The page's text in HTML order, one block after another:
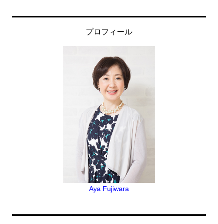
プロフィール
Aya Fujiwara